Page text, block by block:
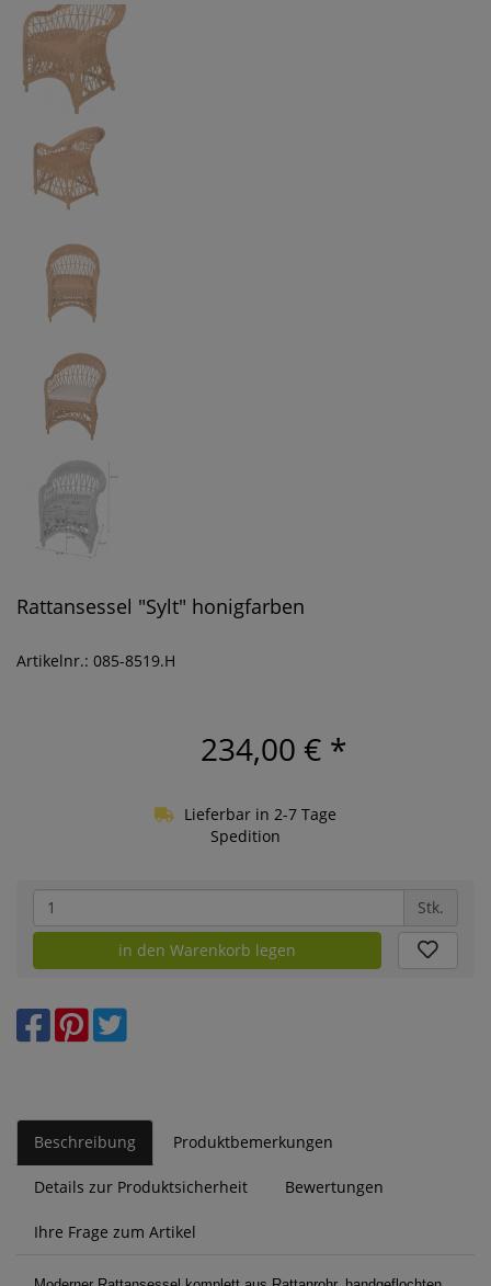
Rattansessel "Sylt" honigfarben
Artikelnr.: 085-8519.H
234,00 € *
Lieferbar in 2-7 Tage
Spedition
Stk.
in den Warenkorb legen
Beschreibung Produktbemerkungen
Details zur Produktsicherheit Bewertungen
Ihre Frage zum Artikel